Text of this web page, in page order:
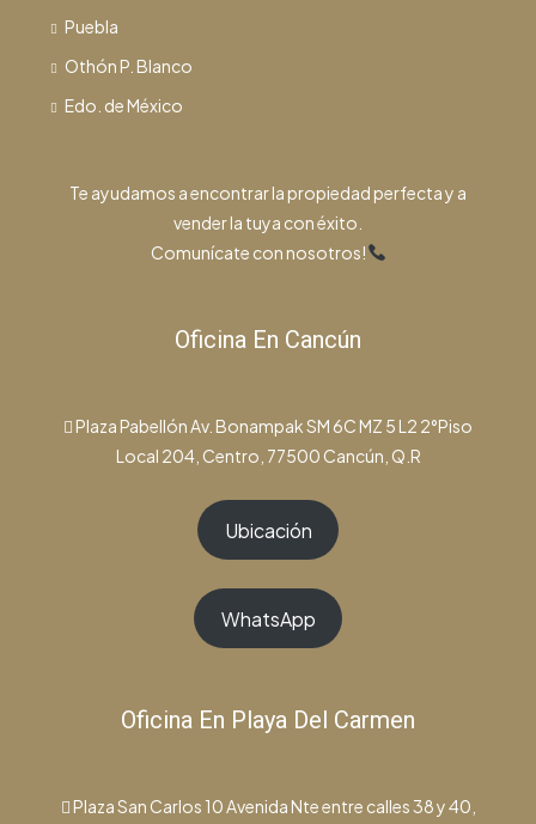
Puebla
Othón P. Blanco
Edo. de México
Te ayudamos a encontrar la propiedad perfecta y a
vender la tuya con éxito.
Comunícate con nosotros!
Oficina En Cancún
Plaza Pabellón Av. Bonampak SM 6C MZ 5 L2 2°Piso
Local 204, Centro, 77500 Cancún, Q.R
Ubicación
WhatsApp
Oficina En Playa Del Carmen
Plaza San Carlos 10 Avenida Nte entre calles 38 y 40,